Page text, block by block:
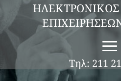
Τηλ: 211